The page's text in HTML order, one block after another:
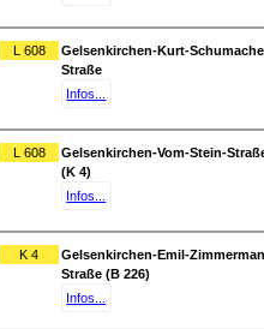
L 608
Gelsenkirchen-Kurt-
Straße
Infos...
L 608
Gelsenkirchen-Vom-Stein-
(K 4)
Infos...
K 4
Gelsenkirchen-Emil-
Straße (B 226)
Infos...